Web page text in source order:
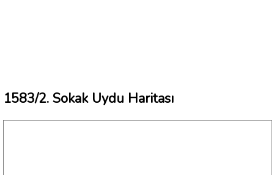
1583/2. Sokak Uydu Haritası